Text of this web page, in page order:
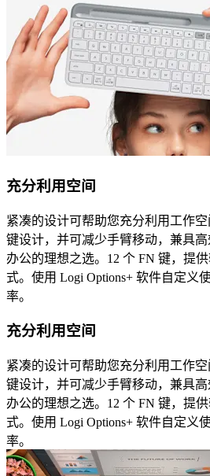
充分利用空间
紧凑的设计可帮助您充分利用工作
键设计，并可减少手臂移动，兼具
办公的理想之选。12 个 FN 键，提
式。使用 Logi Options+ 软件自定义
率。
充分利用空间
紧凑的设计可帮助您充分利用工作
键设计，并可减少手臂移动，兼具
办公的理想之选。12 个 FN 键，提
式。使用 Logi Options+ 软件自定义
率。